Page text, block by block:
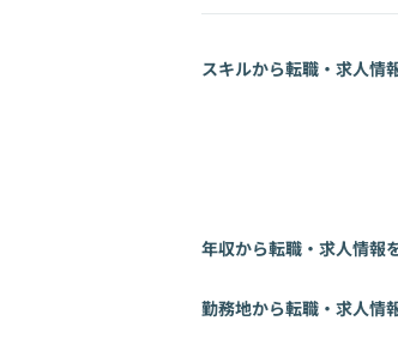
スキルから転職・求人情
年収から転職・求人情報
勤務地から転職・求人情